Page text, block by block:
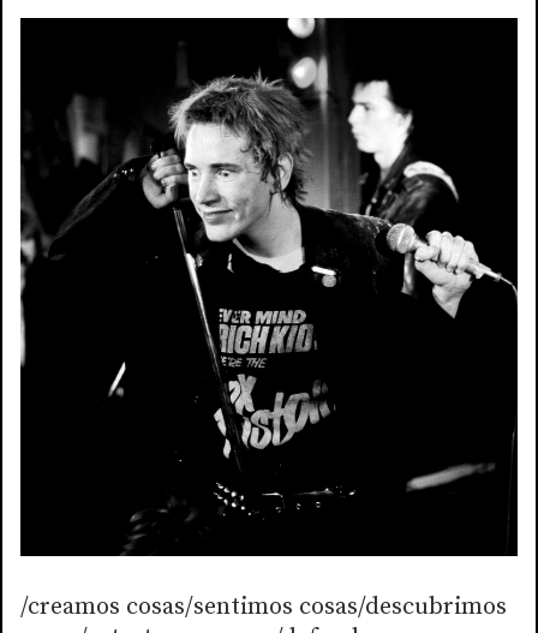
/creamos cosas/sentimos cosas/descubrimos